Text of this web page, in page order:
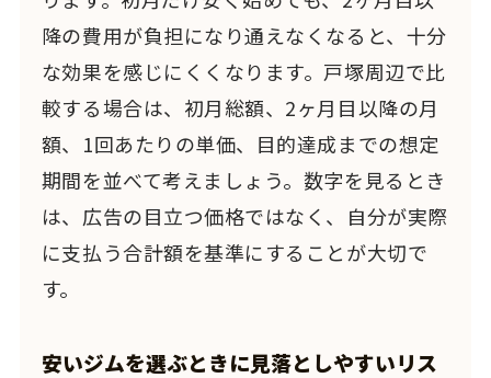
降の費用が負担になり通えなくなると、十分
な効果を感じにくくなります。戸塚周辺で比
較する場合は、初月総額、2ヶ月目以降の月
額、1回あたりの単価、目的達成までの想定
期間を並べて考えましょう。数字を見るとき
は、広告の目立つ価格ではなく、自分が実際
に支払う合計額を基準にすることが大切で
す。
安いジムを選ぶときに見落としやすいリス